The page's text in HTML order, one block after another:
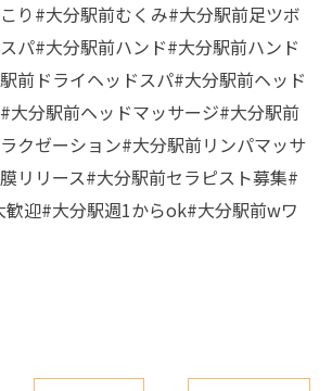
り#大分駅前むくみ#大分駅前足ツボ
パ#大分駅前ハンド#大分駅前ハンド
前ドライヘッドスパ#大分駅前ヘッド
大分駅前ヘッドマッサージ#大分駅前
クゼーション#大分駅前リンパマッサ
リリース#大分駅前セラピスト募集#
歓迎#大分駅週1からok#大分駅前wワ